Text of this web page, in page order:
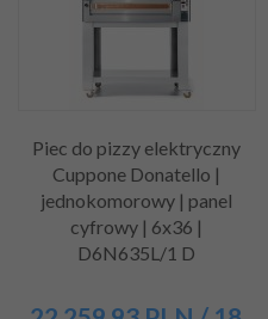
Piec do pizzy elektryczny
Cuppone Donatello |
jednokomorowy | panel
cyfrowy | 6x36 |
D6N635L/1 D